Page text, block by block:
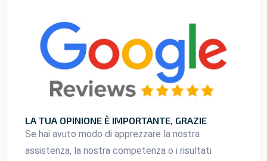
LA TUA OPINIONE È IMPORTANTE, GRAZIE
Se hai avuto modo di apprezzare la nostra
assistenza, la nostra competenza o i risultati